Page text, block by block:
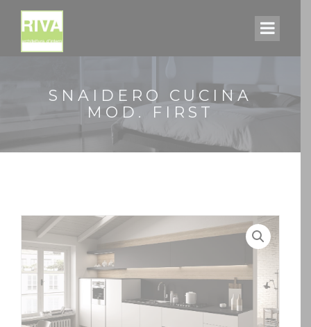
SNAIDERO CUCINA
MOD. FIRST